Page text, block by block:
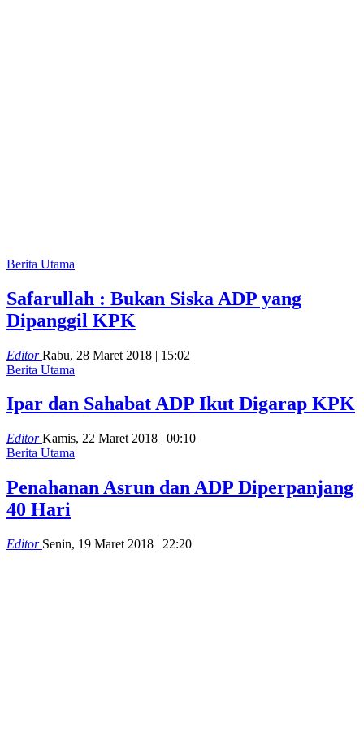
Berita Utama
Safarullah : Bukan Siska ADP yang
Dipanggil KPK
EditorRabu, 28 Maret 2018 | 15:02
Berita Utama
Ipar dan Sahabat ADP Ikut Digarap KPK
EditorKamis, 22 Maret 2018 | 00:10
Berita Utama
Penahanan Asrun dan ADP Diperpanjang
40 Hari
Editor Senin, 19 Maret 2018 | 22:20